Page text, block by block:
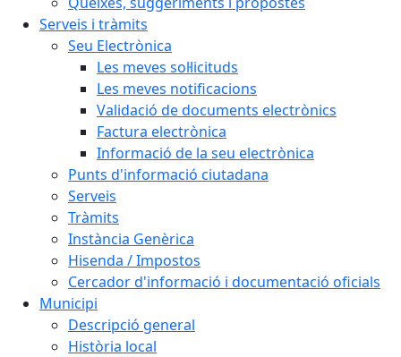
Serveis i tràmits
Seu Electrònica
Les meves sol·licituds
Les meves notificacions
Validació de documents electrònics
Factura electrònica
Informació de la seu electrònica
Punts d'informació ciutadana
Serveis
Tràmits
Instància Genèrica
Hisenda / Impostos
Cercador d'informació i documentació oficials
Municipi
Descripció general
Història local